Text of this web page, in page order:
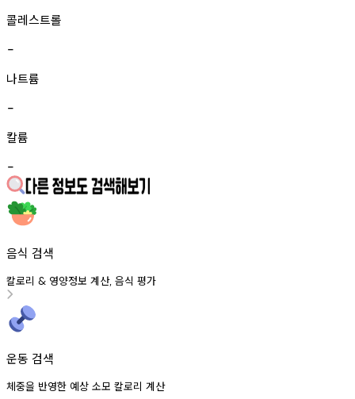
콜레스트롤
-
나트륨
-
칼륨
-
음식 검색
칼로리 & 영양정보 계산, 음식 평가
운동 검색
체중을 반영한 예상 소모 칼로리 계산